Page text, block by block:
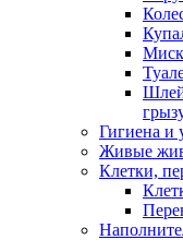
Гигиена и
Живые
Клетки,